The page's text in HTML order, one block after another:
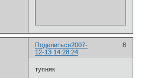
Поделиться 8
2007-
12-13 14:28:24
тупняк